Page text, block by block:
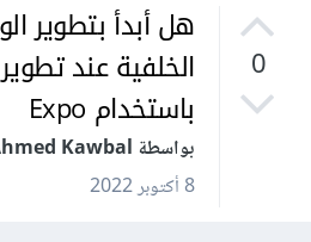
0
هل أبدأ بتطوير
الخلفية عند
باستخدام Expo
بواسطة Ahmed Kawbal
8 أكتوبر 2022